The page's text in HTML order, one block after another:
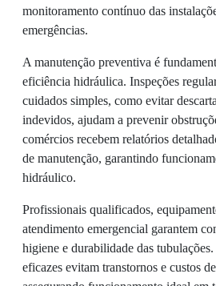
monitoramento contínuo das
emergências.
A manutenção preventiva é
eficiência hidráulica. Inspeções
cuidados simples, como evitar
indevidos, ajudam a prevenir
comércios recebem relatórios
de manutenção, garantindo
hidráulico.
Profissionais qualificados,
atendimento emergencial garantem
higiene e durabilidade das
eficazes evitam transtornos e custos